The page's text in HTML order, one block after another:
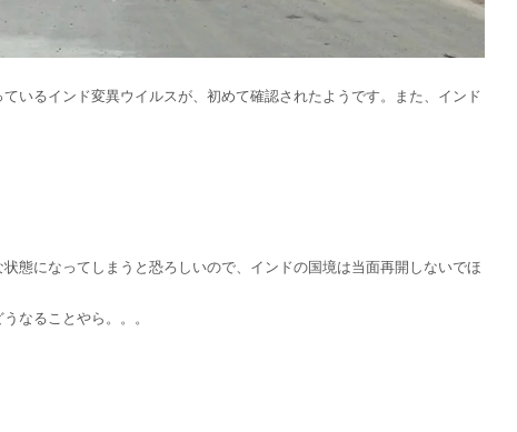
いるインド変異ウイルスが、初めて確認されたようです。また、インド
態になってしまうと恐ろしいので、インドの国境は当面再開しないでほ
なることやら。。。